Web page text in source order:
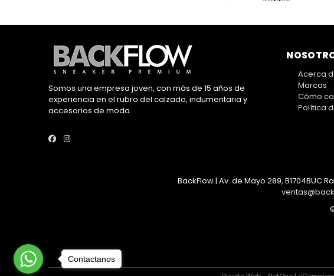
Somos una empresa joven, con más de 15 años de
experiencia en el rubro del calzado, indumentaria y
accesorios de moda.
Acerca
Marcas
Cómo
Política
BackFlow | Av. de Mayo 289, B1704BUC
Contactanos